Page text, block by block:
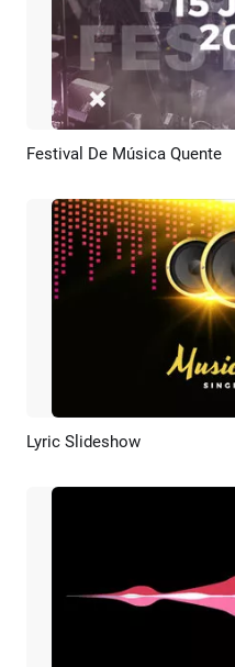
Pré-visualizar
Festival De Música Quente
Lyric Slideshow